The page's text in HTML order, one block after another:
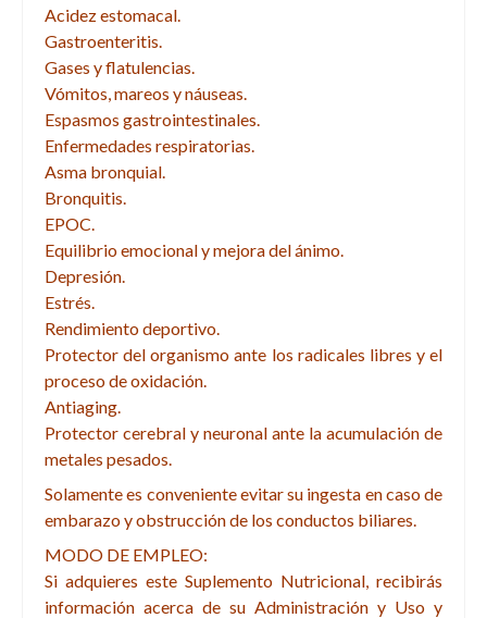
Acidez estomacal.
Gastroenteritis.
Gases y flatulencias.
Vómitos, mareos y náuseas.
Espasmos gastrointestinales.
Enfermedades respiratorias.
Asma bronquial.
Bronquitis.
EPOC.
Equilibrio emocional y mejora del ánimo.
Depresión.
Estrés.
Rendimiento deportivo.
Protector del organismo ante los radicales libres y el
proceso de oxidación.
Antiaging.
Protector cerebral y neuronal ante la acumulación de
metales pesados.
Solamente es conveniente evitar su ingesta en caso de
embarazo y obstrucción de los conductos biliares.
MODO DE EMPLEO:
Si adquieres este Suplemento Nutricional, recibirás
información acerca de su Administración y Uso y